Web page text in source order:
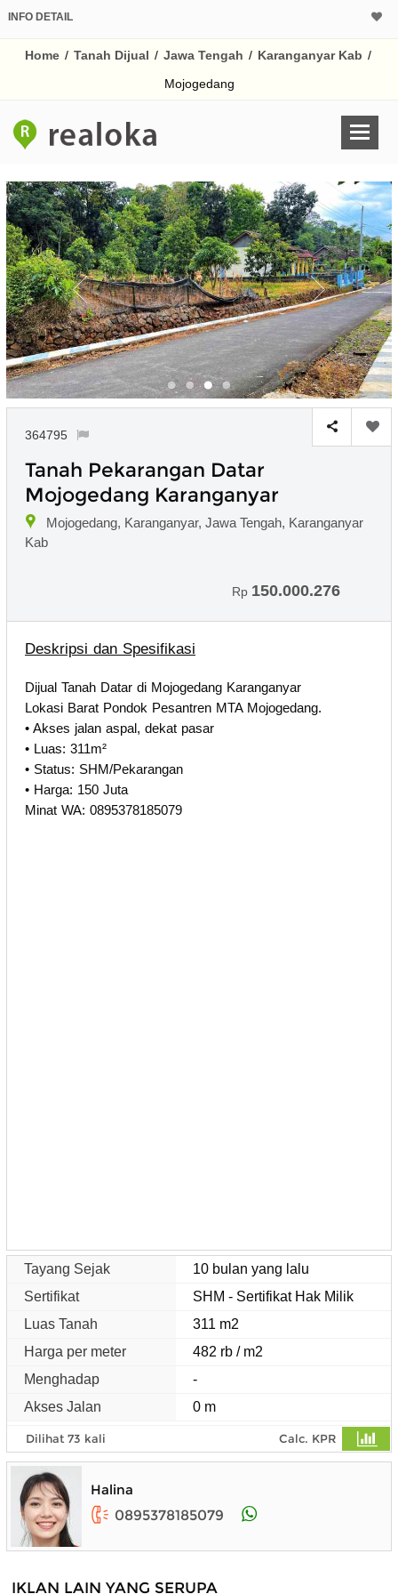
INFO DETAIL
Home / Tanah Dijual / Jawa Tengah / Karanganyar Kab /
Mojogedang
364795
Tanah Pekarangan Datar
Mojogedang Karanganyar
Mojogedang, Karanganyar, Jawa Tengah, Karanganyar
Kab
Rp 150.000.276
Deskripsi dan Spesifikasi
Dijual Tanah Datar di Mojogedang Karanganyar
Lokasi Barat Pondok Pesantren MTA Mojogedang.
• Akses jalan aspal, dekat pasar
• Luas: 311m²
• Status: SHM/Pekarangan
• Harga: 150 Juta
Minat WA: 0895378185079
Tayang Sejak
10 bulan yang lalu
Sertifikat
SHM - Sertifikat Hak Milik
Luas Tanah
311 m2
Harga per meter
482 rb / m2
Menghadap
-
Akses Jalan
0 m
Dilihat 73 kali Calc. KPR
Halina
0895378185079
IKLAN LAIN YANG SERUPA
% /th
Untuk hasil simulasi
pada kotak-
Simpan